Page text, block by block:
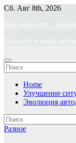
Перейти
содержимому
Сб. Авг 8th, 2026
Автоновости -
Новости в мире
Home
Улучшение
Эволюция
Разное